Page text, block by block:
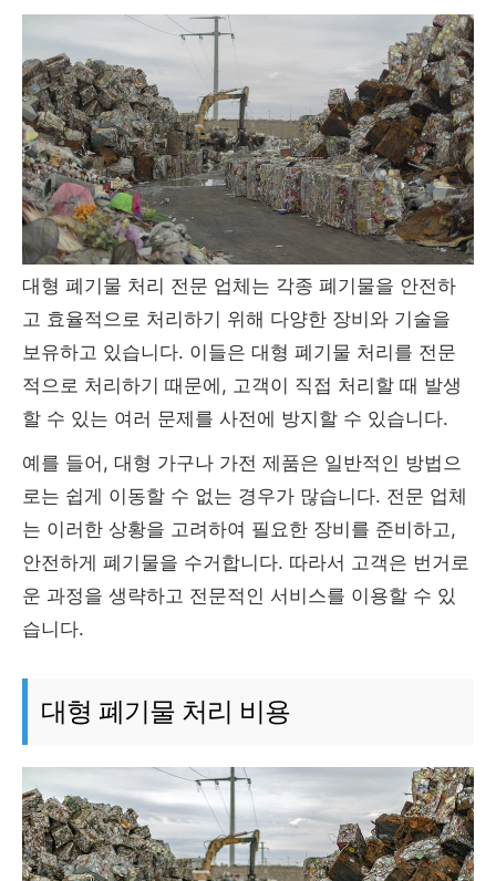
대형 폐기물 처리 전문 업체는 각종 폐기물을 안전하
고 효율적으로 처리하기 위해 다양한 장비와 기술을
보유하고 있습니다. 이들은 대형 폐기물 처리를 전문
적으로 처리하기 때문에, 고객이 직접 처리할 때 발생
할 수 있는 여러 문제를 사전에 방지할 수 있습니다.
예를 들어, 대형 가구나 가전 제품은 일반적인 방법으
로는 쉽게 이동할 수 없는 경우가 많습니다. 전문 업체
는 이러한 상황을 고려하여 필요한 장비를 준비하고,
안전하게 폐기물을 수거합니다. 따라서 고객은 번거로
운 과정을 생략하고 전문적인 서비스를 이용할 수 있
습니다.
대형 폐기물 처리 비용